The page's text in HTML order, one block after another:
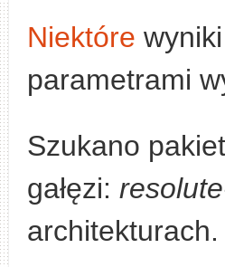
Niektóre
parametrami
Szukano
gałęzi:
architekturach.